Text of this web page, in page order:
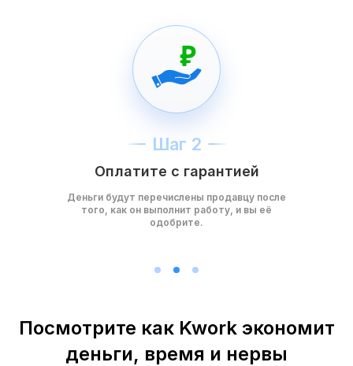
Шаг 2
Оплатите с гарантией
Деньги будут перечислены продавцу после
того, как он выполнит работу, и вы её
одобрите.
Посмотрите как Kwork экономит
деньги, время и нервы